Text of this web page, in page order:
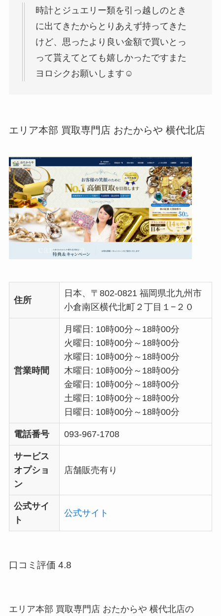
時計とジュエリー類を引っ越しのとき
に出てきたからとりあえず持ってきた
けど、思ったより良い金額で買いとっ
って貰えてとても嬉しかったですまた
ヨロシクお願いします☺️
エリア本部 買取専門店 おたからや 横代北店
住所
日本、〒802-0821 福岡県北九州市
小倉南区横代北町２丁目１−２０
営業時間
月曜日: 10時00分～18時00分
火曜日: 10時00分～18時00分
水曜日: 10時00分～18時00分
木曜日: 10時00分～18時00分
金曜日: 10時00分～18時00分
土曜日: 10時00分～18時00分
日曜日: 10時00分～18時00分
電話番号 093-967-1708
サービス
オプショ
ン
店舗販売有り
公式サイ
ト
公式サイト
口コミ評価 4.8
エリア本部 買取専門店 おたからや 横代北店の